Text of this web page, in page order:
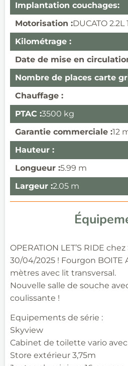
Implantation couchages:
Motorisation :DUCATO 2.2L
Kilométrage :
Date de mise en
Nombre de places carte
Chauffage :
PTAC :3500 kg
Garantie commerciale :12
Hauteur :
Longueur :5.99 m
Largeur :2.05 m
OPERATION LET’S RIDE
30/04/2025 ! Fourgon BOITE
mètres avec lit transversal.
Nouvelle salle de souche
coulissante !
Equipements de série :
Skyview
Cabinet de toilette vario
Store extérieur 3,75m